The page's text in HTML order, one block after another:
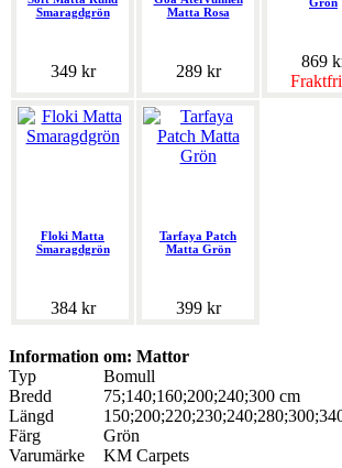
Smaragdgrön
349 kr
Matta Rosa
289 kr
869
Floki Matta
Smaragdgrön
384 kr
Tarfaya Patch
Matta Grön
399 kr
Information om: Mattor
Typ
Bomull
Bredd
75;140;160;200;240;300 cm
Längd
Färg
Grön
Varumärke
KM Carpets